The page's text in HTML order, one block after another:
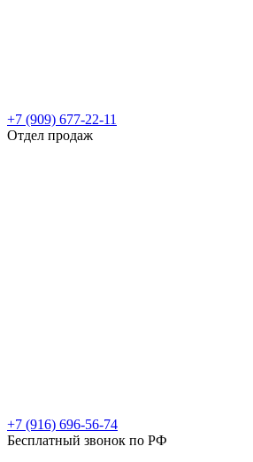
+7 (909) 677-22-11
Отдел продаж
+7 (916) 696-56-74
Бесплатный звонок по РФ